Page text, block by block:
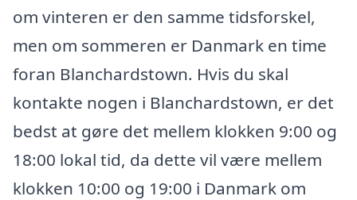
om vinteren er den samme tidsforskel,
men om sommeren er Danmark en time
foran Blanchardstown. Hvis du skal
kontakte nogen i Blanchardstown, er det
bedst at gøre det mellem klokken 9:00 og
18:00 lokal tid, da dette vil være mellem
klokken 10:00 og 19:00 i Danmark om